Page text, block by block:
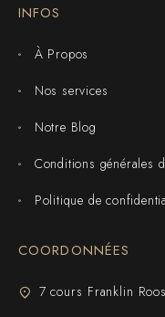
INFOS
À Propos
Nos services
Notre Blog
Conditions générales
Politique de
COORDONNÉES
7 cours Franklin